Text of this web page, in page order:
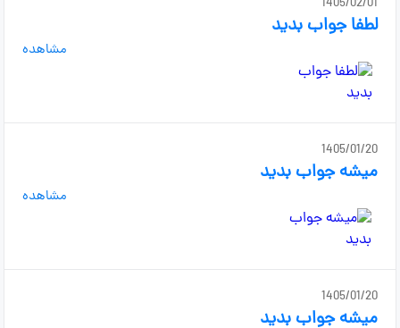
1405/02/01
لطفا جواب بدید
مشاهده
1405/01/20
میشه جواب بدید
مشاهده
1405/01/20
میشه جواب بدید